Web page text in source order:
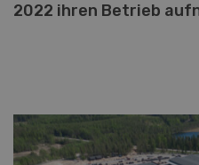
2022 ihren Betrieb